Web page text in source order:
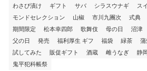
わさび漬け
ギフト サバ シラスウナギ
ス
モンドセレクション
山椒 市川九團次 式典
期間限定
松本幸四郎 歌舞伎 母の日 沼津
父の日
発売 福利厚生 ギフ 福袋 緑茶
試してみた
販促ギフト 酒蔵 雌うなぎ 静
鬼平犯科帳祭